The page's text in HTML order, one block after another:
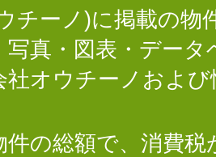
チーノ)に掲載の物
写真・図表・デー
社オウチーノおよ
件の総額で、消費